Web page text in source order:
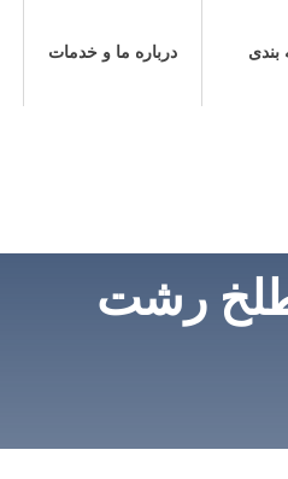
بندی درباره ما و خدمات
رشت